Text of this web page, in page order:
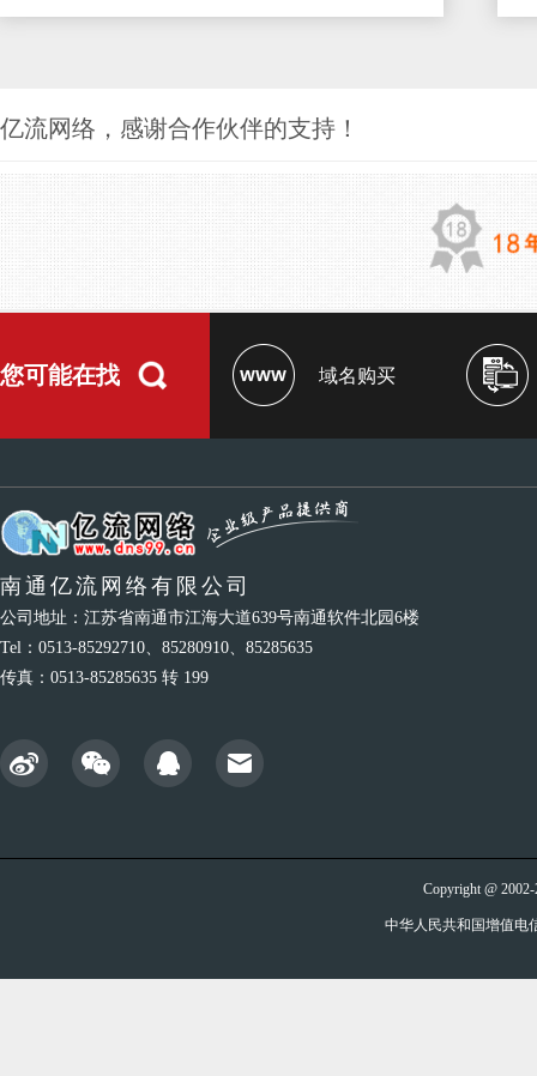
亿流网络，感谢合作伙伴的支持！
您可能在找 域名购买
南通亿流网络有限公司
公司地址：江苏省南通市江海大道639号南通软件北园6楼
Tel：0513-85292710、85280910、85285635
传真：0513-85285635 转 199
Copyright @
中华人民共和国增值电